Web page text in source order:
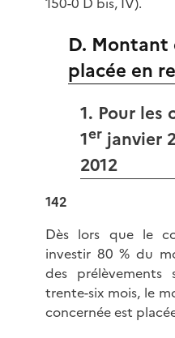
D. Montant
placée en
1. Pour les
1er janvier
2012
142
Dès lors que le
investir 80 % du
des
trente-six mois, le
concernée est